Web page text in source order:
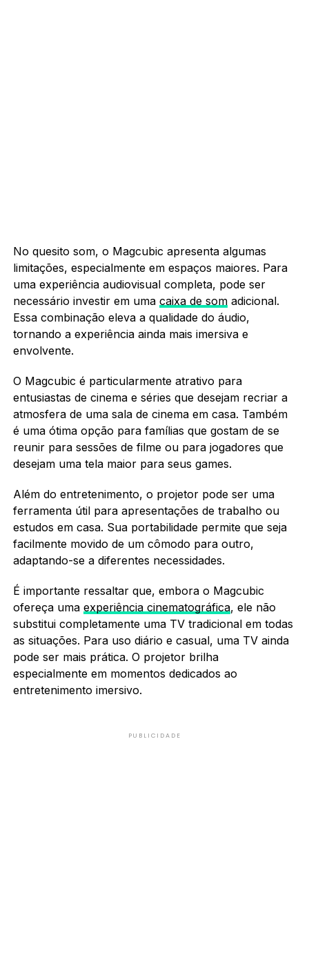
No quesito som, o Magcubic apresenta algumas
limitações, especialmente em espaços maiores. Para
uma experiência audiovisual completa, pode ser
necessário investir em uma caixa de somadicional.
Essa combinação eleva a qualidade do áudio,
tornando a experiência ainda mais imersiva e
envolvente.
O Magcubic é particularmente atrativo para
entusiastas de cinema e séries que desejam recriar a
atmosfera de uma sala de cinema em casa. Também
é uma ótima opção para famílias que gostam de se
reunir para sessões de filme ou para jogadores que
desejam uma tela maior para seus games.
Além do entretenimento, o projetor pode ser uma
ferramenta útil para apresentações de trabalho ou
estudos em casa. Sua portabilidade permite que seja
facilmente movido de um cômodo para outro,
adaptando-se a diferentes necessidades.
É importante ressaltar que, embora o Magcubic
ofereça uma experiência cinematográfica, ele não
substitui completamente uma TV tradicional em todas
as situações. Para uso diário e casual, uma TV ainda
pode ser mais prática. O projetor brilha
especialmente em momentos dedicados ao
entretenimento imersivo.
PUBLICIDADE